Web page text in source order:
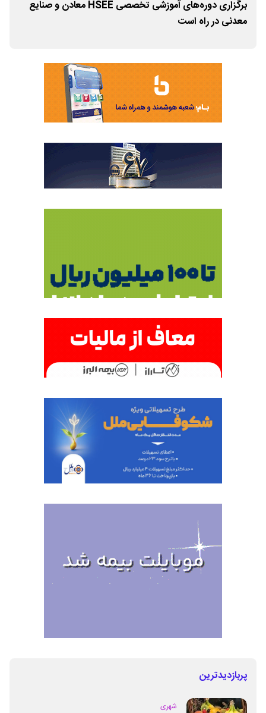
برگزاری دوره‌های آموزشی تخصصی HSEE معادن و صنایع
معدنی در راه است
پربازدیدترین
شهری